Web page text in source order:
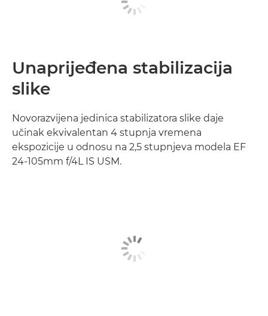
Unaprijeđena stabilizacija
slike
Novorazvijena jedinica stabilizatora slike daje
učinak ekvivalentan 4 stupnja vremena
ekspozicije u odnosu na 2,5 stupnjeva modela EF
24-105mm f/4L IS USM.